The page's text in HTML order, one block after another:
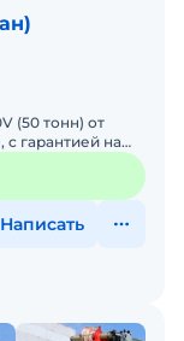
(50 тонн) от
гарантией на
в наличии!До
Написать